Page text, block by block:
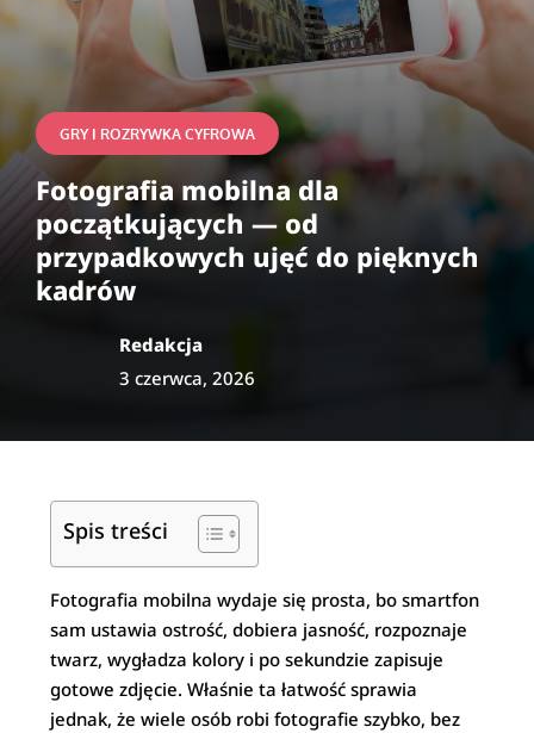
GRY I ROZRYWKA CYFROWA
Fotografia mobilna dla
początkujących — od
przypadkowych ujęć do pięknych
kadrów
Redakcja
3 czerwca, 2026
Spis treści
Fotografia mobilna wydaje się prosta, bo smartfon
sam ustawia ostrość, dobiera jasność, rozpoznaje
twarz, wygładza kolory i po sekundzie zapisuje
gotowe zdjęcie. Właśnie ta łatwość sprawia
jednak, że wiele osób robi fotografie szybko, bez